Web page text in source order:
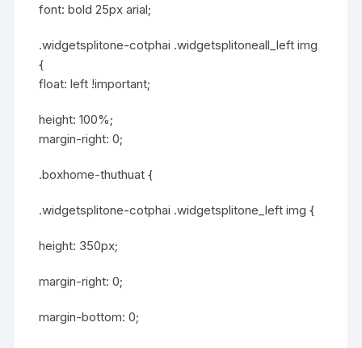
font: bold 25px arial;
.widgetsplitone-cotphai .widgetsplitoneall_left img
{
float: left !important;
height: 100%;
margin-right: 0;
.boxhome-thuthuat {
.widgetsplitone-cotphai .widgetsplitone_left img {
height: 350px;
margin-right: 0;
margin-bottom: 0;